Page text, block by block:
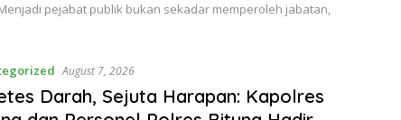
pejabat publik bukan sekadar memperoleh jabatan,
August 7, 2026
Darah, Sejuta Harapan: Kapolres